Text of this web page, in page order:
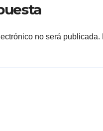
no será publicada.